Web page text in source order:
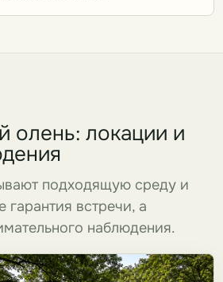
олень: локации и
подходящую среду и
гарантия встречи, а
наблюдения.